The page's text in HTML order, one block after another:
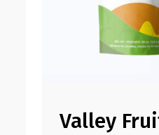
Valley